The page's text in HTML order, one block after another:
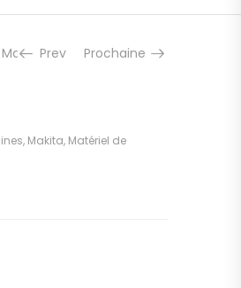
Makita Accessoires Rabotage
Prev Prochaine
, Makita, Matériel de